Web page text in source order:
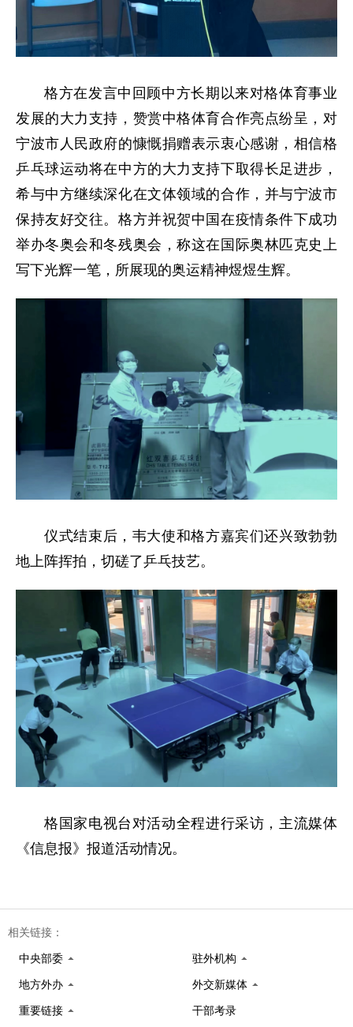
格方在发言中回顾中方长期以来对格体育事业
发展的大力支持，赞赏中格体育合作亮点纷呈，对
宁波市人民政府的慷慨捐赠表示衷心感谢，相信格
乒乓球运动将在中方的大力支持下取得长足进步，
希与中方继续深化在文体领域的合作，并与宁波市
保持友好交往。格方并祝贺中国在疫情条件下成功
举办冬奥会和冬残奥会，称这在国际奥林匹克史上
写下光辉一笔，所展现的奥运精神煜煜生辉。
仪式结束后，韦大使和格方嘉宾们还兴致勃勃
地上阵挥拍，切磋了乒乓技艺。
格国家电视台对活动全程进行采访，主流媒体
《信息报》报道活动情况。
相关链接：
中央部委 驻外机构
地方外办 外交新媒体
重要链接 干部考录